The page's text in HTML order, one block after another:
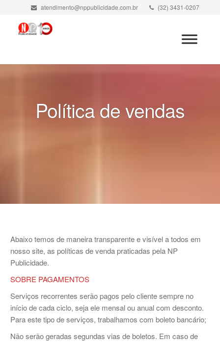
atendimento@nppublicidade.com.br
(32) 3431-0207
Política de vendas
Abaixo temos de maneira transparente e visível a todos em
nosso site, as políticas de venda praticadas pela NP
Publicidade.
SOBRE PAGAMENTOS
Serviços recorrentes serão pagos pelo cliente sempre no
início de cada ciclo, seja ele mensal ou anual com desconto.
Para este tipo de serviços, trabalhamos com boleto bancário;
Não serão geradas segundas vias de boletos. Em caso de